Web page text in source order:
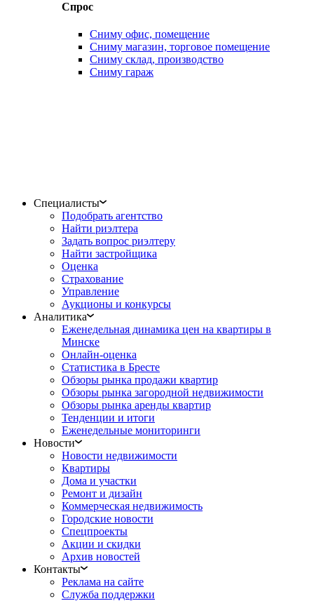
Спрос
Сниму офис, помещение
Сниму магазин, торговое помещение
Сниму склад, производство
Сниму гараж
Специалисты
Подобрать агентство
Найти риэлтера
Задать вопрос риэлтеру
Найти застройщика
Оценка
Страхование
Управление
Аукционы и конкурсы
Аналитика
Еженедельная динамика цен на квартиры в
Минске
Онлайн-оценка
Статистика в Бресте
Обзоры рынка продажи квартир
Обзоры рынка загородной недвижимости
Обзоры рынка аренды квартир
Тенденции и итоги
Еженедельные мониторинги
Новости
Новости недвижимости
Квартиры
Дома и участки
Ремонт и дизайн
Коммерческая недвижимость
Городские новости
Спецпроекты
Акции и скидки
Архив новостей
Контакты
Реклама на сайте
Служба поддержки